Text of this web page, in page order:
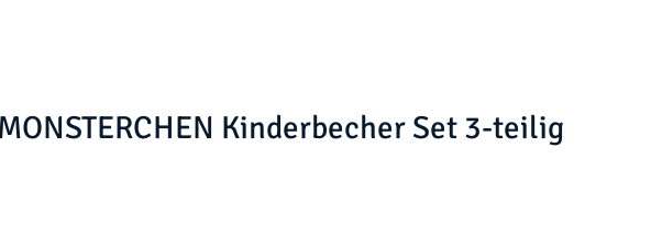
Kinderbecher Set 3-teilig